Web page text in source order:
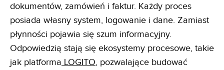
dokumentów, zamówień i faktur. Każdy proces
posiada własny system, logowanie i dane. Zamiast
płynności pojawia się szum informacyjny.
Odpowiedzią stają się ekosystemy procesowe, takie
jak platforma LOGITO, pozwalające budować